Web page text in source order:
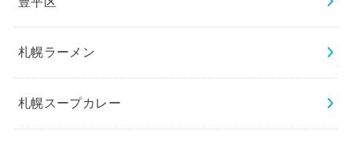
札幌ラーメン
札幌スープカレー